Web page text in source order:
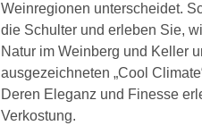
Weinregionen unterscheidet.
die Schulter und erleben Sie,
Natur im Weinberg und Keller
ausgezeichneten „Cool
Deren Eleganz und Finesse
Verkostung.